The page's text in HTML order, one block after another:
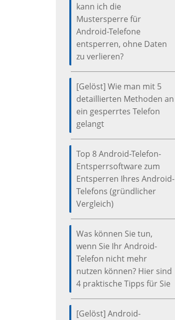
kann ich die
Mustersperre für
Android-Telefone
entsperren, ohne Daten
zu verlieren?
[Gelöst] Wie man mit 5
detaillierten Methoden an
ein gesperrtes Telefon
gelangt
Top 8 Android-Telefon-
Entsperrsoftware zum
Entsperren Ihres Android-
Telefons (gründlicher
Vergleich)
Was können Sie tun,
wenn Sie Ihr Android-
Telefon nicht mehr
nutzen können? Hier sind
4 praktische Tipps für Sie
[Gelöst] Android-